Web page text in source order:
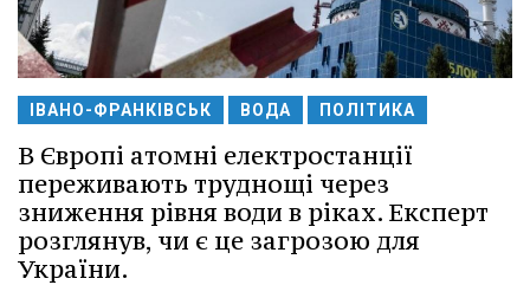
ІВАНО-ФРАНКІВСЬК ВОДА ПОЛІТИКА
В Європі атомні електростанції
переживають труднощі через
зниження рівня води в ріках. Експерт
розглянув, чи є це загрозою для
України.